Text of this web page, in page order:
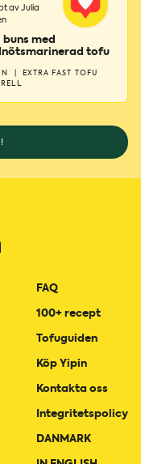
av Julia
buns med
tofu
EXTRA FAST TOFU
FAQ
100+ recept
Tofuguiden
Köp Yipin
Kontakta oss
Integritetspolicy
DANMARK